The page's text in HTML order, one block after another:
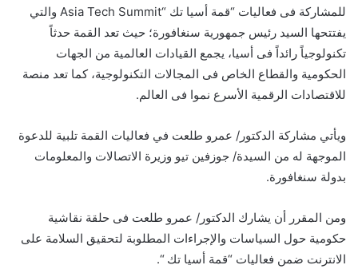
للمشاركة فى فعاليات “قمة أسيا تك “Asia Tech Summit والتي
يفتتحها السيد رئيس جمهورية سنغافورة؛ حيث تعد القمة حدثاً
تكنولوجياً رائداً فى أسيا، يجمع القيادات العالمية من الجهات
الحكومية والقطاع الخاص فى المجالات التكنولوجية، كما تعد منصة
للاقتصادات الرقمية الأسرع نموا فى العالم.
ويأتي مشاركة الدكتور/ عمرو طلعت في فعاليات القمة تلبية للدعوة
الموجهة له من السيدة/ جوزفين تيو وزيرة الاتصالات والمعلومات
بدولة سنغافورة.
ومن المقرر أن يشارك الدكتور/ عمرو طلعت فى حلقة نقاشية
حكومية حول السياسات والإجراءات المطلوبة لتحقيق السلامة على
الانترنت ضمن فعاليات “قمة أسيا تك “.